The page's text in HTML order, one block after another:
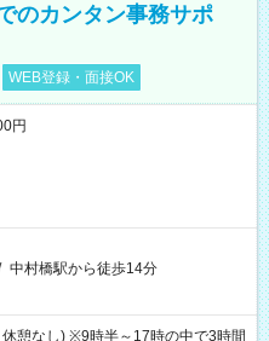
のカンタン事務サポ
WEB登録・面接OK
円
中村橋駅から徒歩14分
憩なし) ※9時半～17時の中で3時間